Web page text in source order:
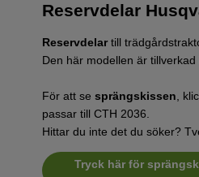
Reservdelar
Reservdelartill
Den här modellen är
För att se sprängskissen,
passar till CTH 2036.
Hittar du inte det du söker?
Tryck här för